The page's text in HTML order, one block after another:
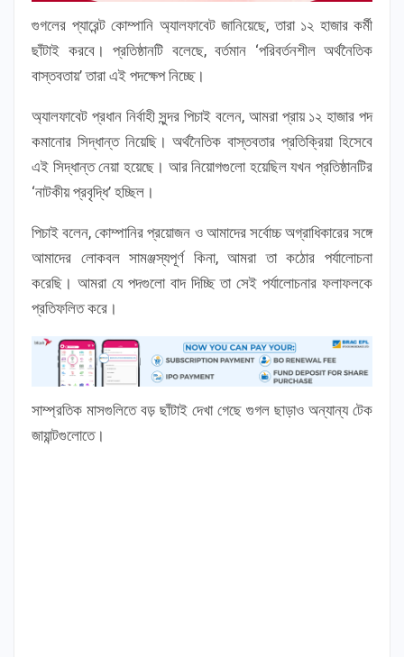
গুগলের প্যারেন্ট কোম্পানি অ্যালফাবেট জানিয়েছে, তারা ১২ হাজার কর্মী
ছাঁটাই করবে। প্রতিষ্ঠানটি বলেছে, বর্তমান ‘পরিবর্তনশীল অর্থনৈতিক
বাস্তবতায়’ তারা এই পদক্ষেপ নিচ্ছে।
অ্যালফাবেট প্রধান নির্বাহী সুন্দর পিচাই বলেন, আমরা প্রায় ১২ হাজার পদ
কমানোর সিদ্ধান্ত নিয়েছি। অর্থনৈতিক বাস্তবতার প্রতিক্রিয়া হিসেবে
এই সিদ্ধান্ত নেয়া হয়েছে। আর নিয়োগগুলো হয়েছিল যখন প্রতিষ্ঠানটির
‘নাটকীয় প্রবৃদ্ধি’ হচ্ছিল।
পিচাই বলেন, কোম্পানির প্রয়োজন ও আমাদের সর্বোচ্চ অগ্রাধিকারের সঙ্গে
আমাদের লোকবল সামঞ্জস্যপূর্ণ কিনা, আমরা তা কঠোর পর্যালোচনা
করেছি। আমরা যে পদগুলো বাদ দিচ্ছি তা সেই পর্যালোচনার ফলাফলকে
প্রতিফলিত করে।
সাম্প্রতিক মাসগুলিতে বড় ছাঁটাই দেখা গেছে গুগল ছাড়াও অন্যান্য টেক
জায়ান্টগুলোতে।